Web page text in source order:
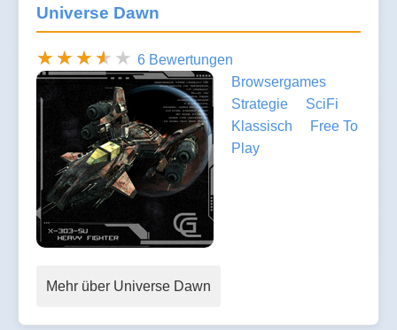
Universe Dawn
6 Bewertungen
Browsergames
Strategie
SciFi
Klassisch
Free To
Play
Mehr über Universe Dawn